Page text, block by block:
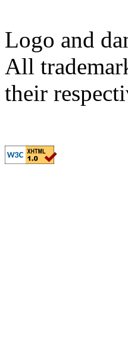
Logo and
All
their